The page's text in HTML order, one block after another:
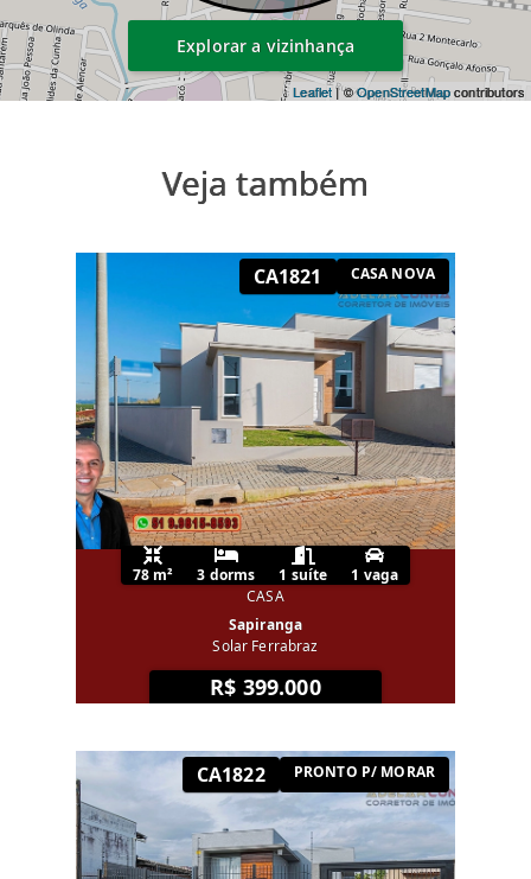
Leaflet| ©OpenStreetMapcontributors
Explorar a vizinhança
Veja também
CA1821 CASA NOVA
78 m² 3 dorms 1 suíte
1 vaga
CASA
Sapiranga
Solar Ferrabraz
R$ 399.000
CA1822 PRONTO P/ MORAR